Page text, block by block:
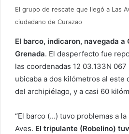
El grupo de rescate que llegó a Las
ciudadano de Curazao
El barco, indicaron, navegada a
Grenada. El desperfecto fue
las coordenadas 12 03.133N
ubicaba a dos kilómetros al este
del archipiélago, y a casi 60
“El barco (…) tuvo problemas a
Aves. El tripulante (Robelino)